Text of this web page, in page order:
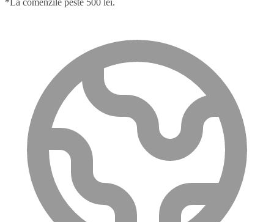
*La comenzile peste 500 lei.